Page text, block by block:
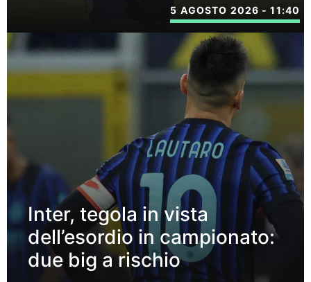
5 AGOSTO 2026 - 11:40
Inter, tegola in vista
dell’esordio in campionato:
due big a rischio